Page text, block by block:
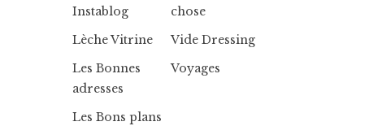
Instablog
Lèche Vitrine
Les Bonnes
adresses
Les Bons plans
chose
Vide Dressing
Voyages